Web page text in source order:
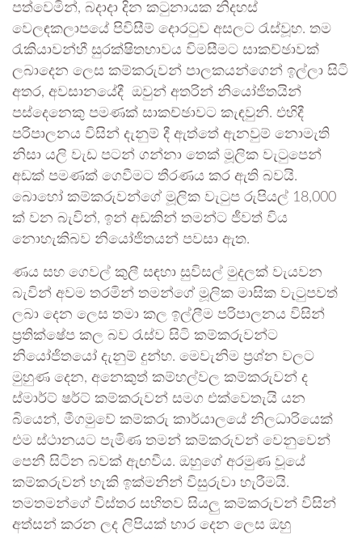
පත්වෙමින්, බදාදා දින කටුනායක නිදහස්
වෙලඳකලාපයේ පිවිසීම් දොරටුව අසලට රැස්වූහ. තම
රැකියාවන්හී සුරක්ෂිතභාවය විමසීමට සාකච්ඡාවක්
ලබාදෙන ලෙස කම්කරුවන් පාලකයන්ගෙන් ඉල්ලා සිටි
අතර, අවසානයේදී ඔවුන් අතරින් නියෝජිතයින්
පස්දෙනෙකු පමණක් සාකච්ඡාවට කැඳවුනි. එහිදී
පරිපාලනය විසින් දැනුම් දී ඇත්තේ ඇනවුම් නොමැති
නිසා යලි වැඩ පටන් ගන්නා තෙක් මූලික වැටුපෙන්
අඩක් පමණක් ගෙවීමට තීරණය කර ඇති බවයි.
බොහෝ කම්කරුවන්ගේ මූලික වැටුප රුපියල් 18,000
ක් වන බැවින්, ඉන් අඩකින් තමන්ට ජීවත් විය
නොහැකිබව නියෝජිතයන් පවසා ඇත.
ණය සහ ගෙවල් කුලී සඳහා සුවිසල් මුදලක් වැයවන
බැවින් අවම තරමින් තමන්ගේ මූලික මාසික වැටුපවත්
ලබා දෙන ලෙස තමා කල ඉල්ලීම පරිපාලනය විසින්
ප්‍රතික්ෂේප කල බව රැස්ව සිටි කම්කරුවන්ට
නියෝජිතයෝ දැනුම් දුන්හ. මෙවැනිම ප්‍රශ්න වලට
මුහුණ දෙන, අනෙකුත් කම්හල්වල කම්කරුවන් ද
ස්මාර්ට් ෂර්ට් කම්කරුවන් සමග එක්වෙතැයි යන
බියෙන්, මීගමුවේ කම්කරු කාර්යාලයේ නිලධාරියෙක්
එම ස්ථානයට පැමිණ තමන් කම්කරුවන් වෙනුවෙන්
පෙනී සිටින බවක් ඇඟවීය. ඔහුගේ අරමුණ වූයේ
කම්කරුවන් හැකි ඉක්මනින් විසුරුවා හැරීමයි.
තමතමන්ගේ විස්තර සහිතව සියලු කම්කරුවන් විසින්
අත්සන් කරන ලද ලිපියක් භාර දෙන ලෙස ඔහු